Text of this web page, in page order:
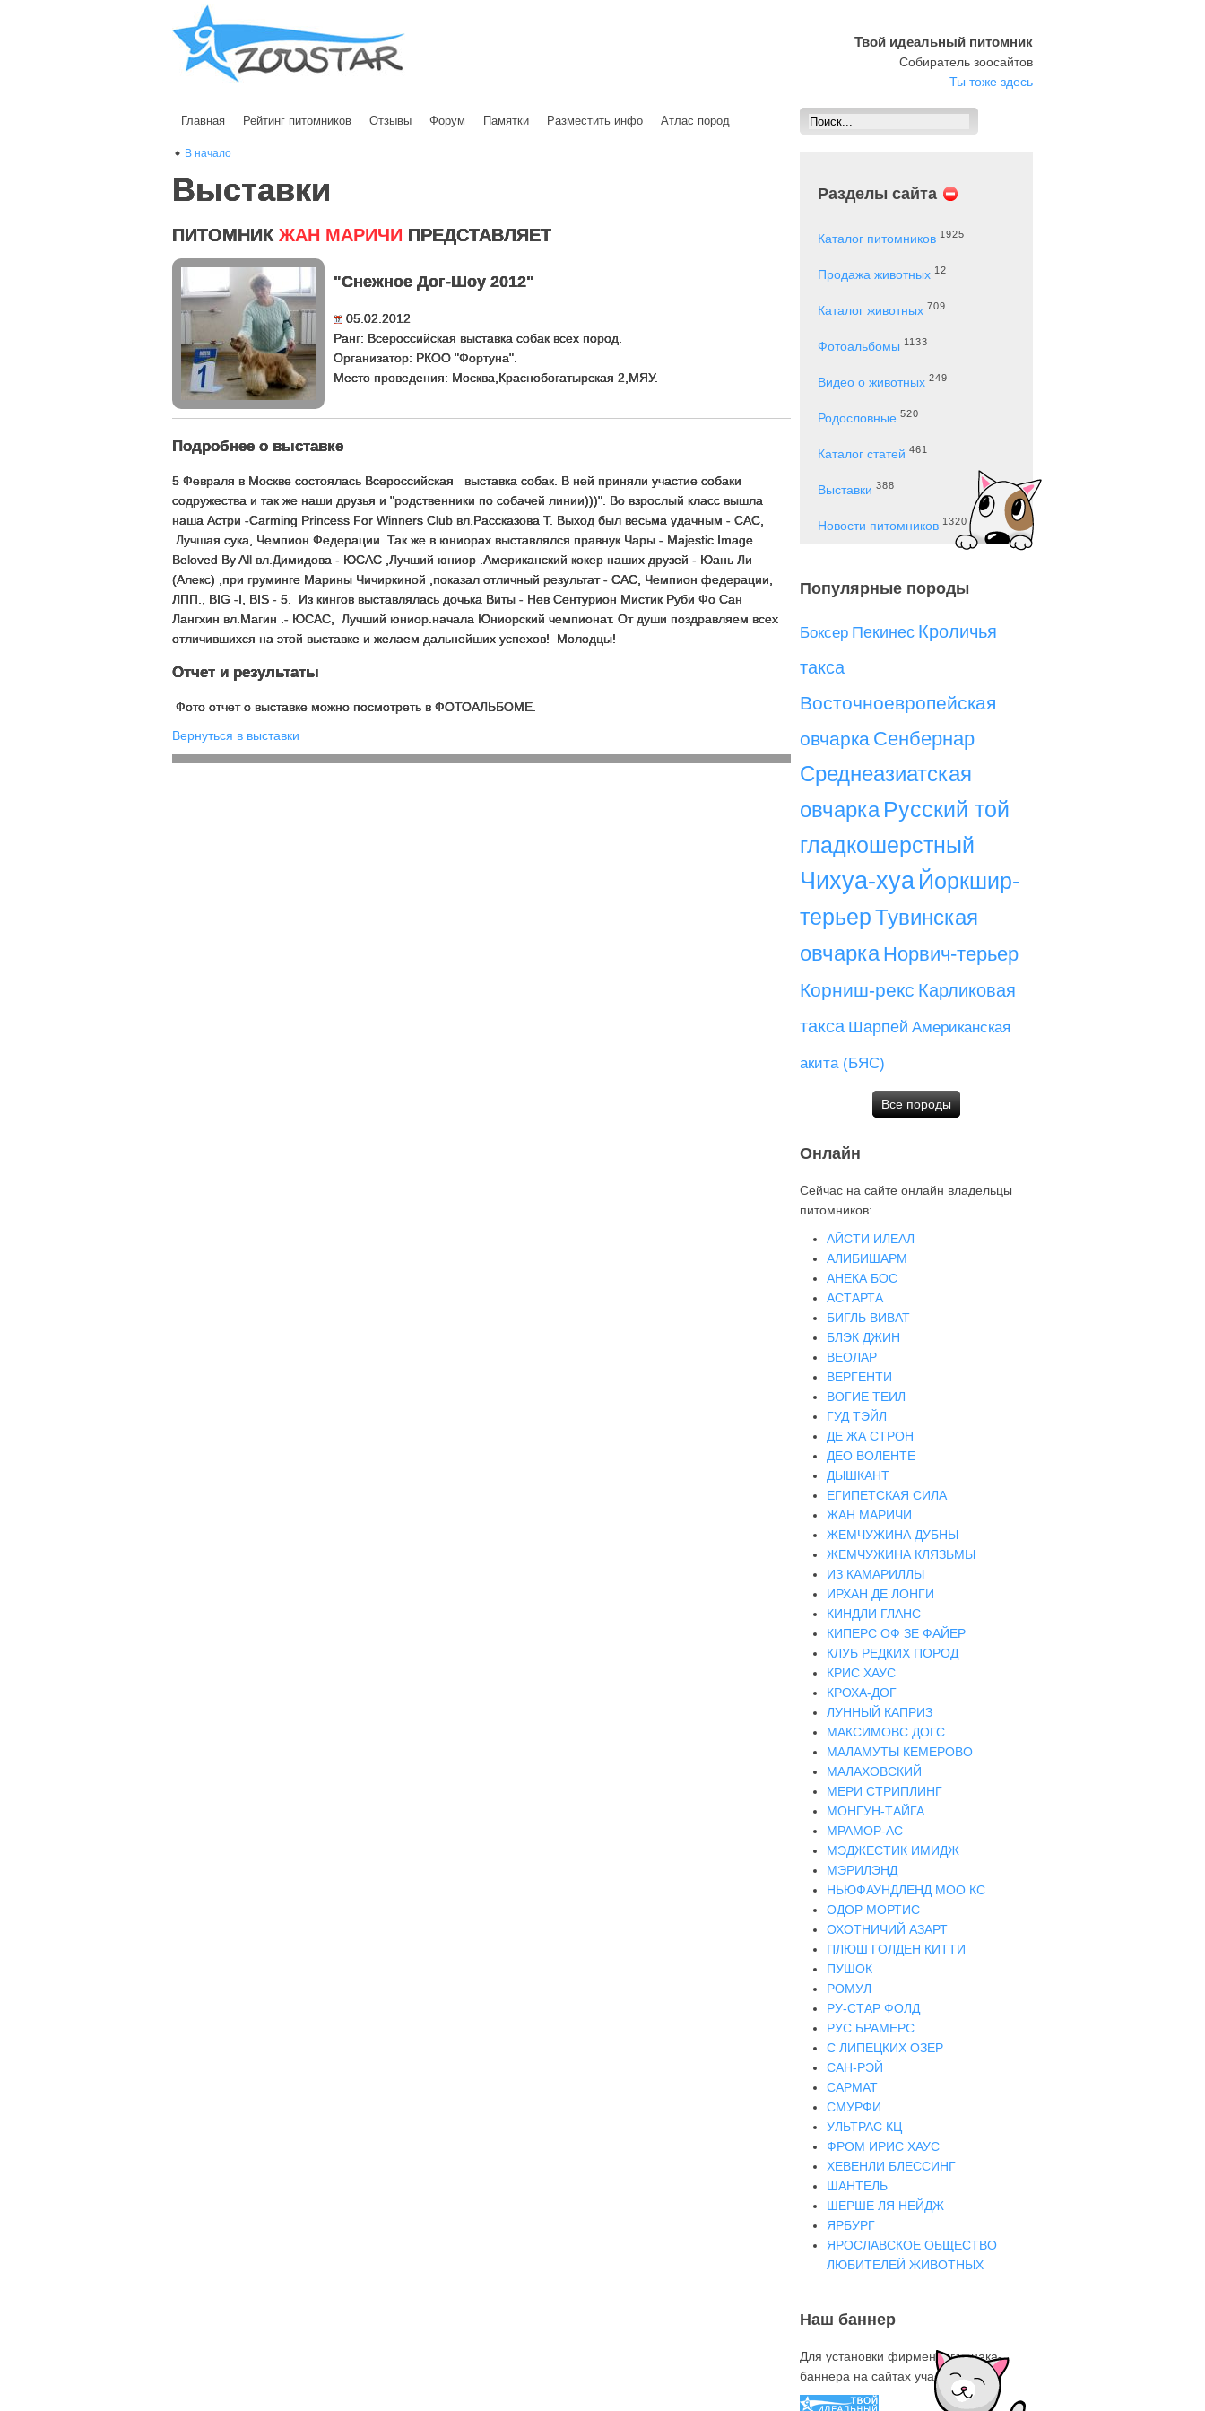
Твой идеальный питомник
Собиратель зоосайтов
Ты тоже здесь
Главная Рейтинг питомников Отзывы Форум Памятки Разместить инфо Атлас пород
В начало
Выставки
ПИТОМНИК ЖАН МАРИЧИ ПРЕДСТАВЛЯЕТ
"Cнежное Дог-Шоу 2012"
05.02.2012
Ранг: Всероссийская выставка собак всех пород.
Организатор: РКОО "Фортуна".
Место проведения: Москва,Краснобогатырская 2,МЯУ.
Подробнее о выставке
5 Февраля в Москве состоялась Всероссийская выставка собак. В ней приняли участие собаки
содружества и так же наши друзья и "родственники по собачей линии)))". Во взрослый класс вышла
наша Астри -Carming Princess For Winners Club вл.Рассказова Т. Выход был весьма удачным - САС,
Лучшая сука, Чемпион Федерации. Так же в юниорах выставлялся правнук Чары - Majestic Image
Beloved By All вл.Димидова - ЮСАС ,Лучший юниор .Американский кокер наших друзей - Юань Ли
(Алекс) ,при груминге Марины Чичиркиной ,показал отличный результат - САС, Чемпион федерации,
ЛПП., BIG -I, BIS - 5. Из кингов выставлялась дочька Виты - Нев Сентурион Мистик Руби Фо Сан
Лангхин вл.Магин .- ЮСАС, Лучший юниор.начала Юниорский чемпионат. От души поздравляем всех
отличившихся на этой выставке и желаем дальнейших успехов! Молодцы!
Отчет и результаты
Фото отчет о выставке можно посмотреть в ФОТОАЛЬБОМЕ.
Вернуться в выставки
Разделы сайта
Каталог питомников 1925
Продажа животных 12
Каталог животных 709
Фотоальбомы 1133
Видео о животных 249
Родословные 520
Каталог статей 461
Выставки 388
Новости питомников 1320
Популярные породы
Боксер Пекинес Кроличья
такса
Восточноевропейская
овчарка Сенбернар
Среднеазиатская
овчарка Русский той
гладкошерстный
Чихуа-хуа Йоркшир-
терьерТувинская
овчарка Норвич-терьер
Корниш-рекс Карликовая
такса Шарпей Американская
акита (БЯС)
Все породы
Онлайн
Сейчас на сайте онлайн владельцы
питомников:
АЙСТИ ИЛЕАЛ
АЛИБИШАРМ
АНЕКА БОС
АСТАРТА
БИГЛЬ ВИВАТ
БЛЭК ДЖИН
ВЕОЛАР
ВЕРГЕНТИ
ВОГИЕ ТЕИЛ
ГУД ТЭЙЛ
ДЕ ЖА СТРОН
ДЕО ВОЛЕНТЕ
ДЫШКАНТ
ЕГИПЕТСКАЯ СИЛА
ЖАН МАРИЧИ
ЖЕМЧУЖИНА ДУБНЫ
ЖЕМЧУЖИНА КЛЯЗЬМЫ
ИЗ КАМАРИЛЛЫ
ИРХАН ДЕ ЛОНГИ
КИНДЛИ ГЛАНС
КИПЕРС ОФ ЗЕ ФАЙЕР
КЛУБ РЕДКИХ ПОРОД
КРИС ХАУС
КРОХА-ДОГ
ЛУННЫЙ КАПРИЗ
МАКСИМОВС ДОГС
МАЛАМУТЫ КЕМЕРОВО
МАЛАХОВСКИЙ
МЕРИ СТРИПЛИНГ
МОНГУН-ТАЙГА
МРАМОР-АС
МЭДЖЕСТИК ИМИДЖ
МЭРИЛЭНД
НЬЮФАУНДЛЕНД МОО КС
ОДОР МОРТИС
ОХОТНИЧИЙ АЗАРТ
ПЛЮШ ГОЛДЕН КИТТИ
ПУШОК
РОМУЛ
РУ-СТАР ФОЛД
РУС БРАМЕРС
С ЛИПЕЦКИХ ОЗЕР
САН-РЭЙ
САРМАТ
СМУРФИ
УЛЬТРАС КЦ
ФРОМ ИРИС ХАУС
ХЕВЕНЛИ БЛЕССИНГ
ШАНТЕЛЬ
ШЕРШЕ ЛЯ НЕЙДЖ
ЯРБУРГ
ЯРОСЛАВСКОЕ ОБЩЕСТВО
ЛЮБИТЕЛЕЙ ЖИВОТНЫХ
Наш баннер
Для установки фирменного знака-
баннера на сайтах участниках